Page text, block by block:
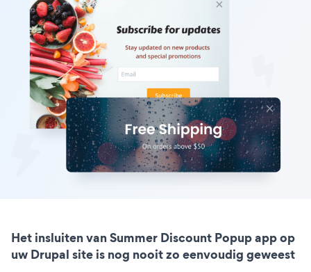
Het insluiten van Summer Discount Popup app op
uw Drupal site is nog nooit zo eenvoudig geweest